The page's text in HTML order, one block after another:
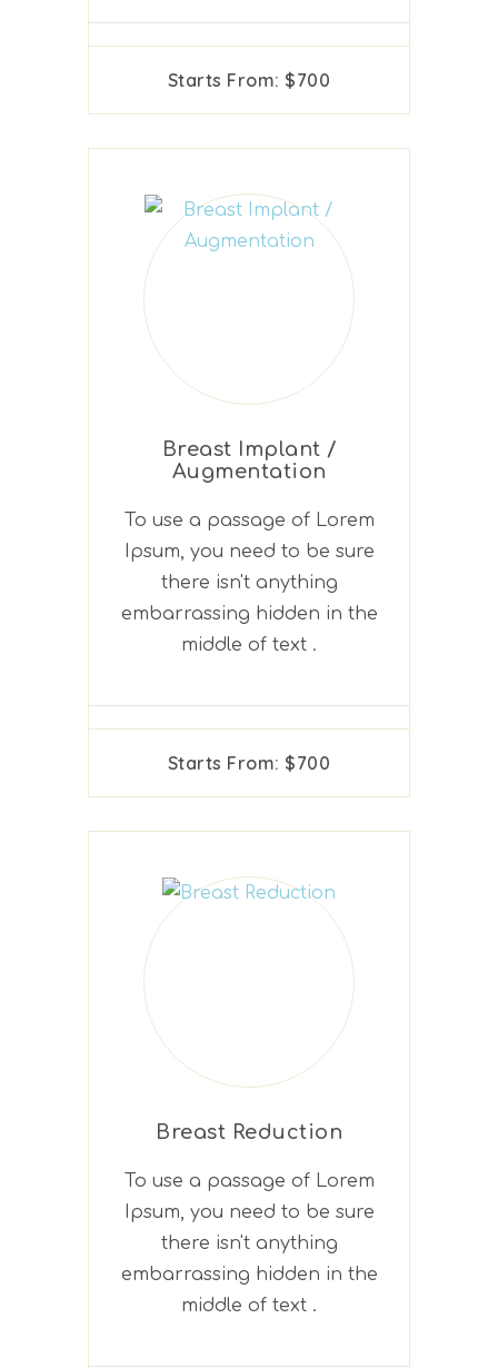
Starts From: $700
Breast Implant /
Augmentation
To use a passage of Lorem
Ipsum, you need to be sure
there isn't anything
embarrassing hidden in the
middle of text .
Starts From: $700
Breast Reduction
To use a passage of Lorem
Ipsum, you need to be sure
there isn't anything
embarrassing hidden in the
middle of text .